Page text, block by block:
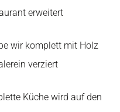
erweitert
wir komplett mit Holz
verziert
Küche wird auf den